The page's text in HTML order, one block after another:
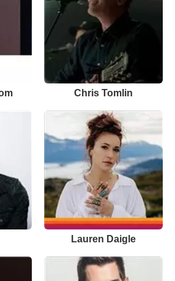
Chris Tomlin
Lauren Daigle